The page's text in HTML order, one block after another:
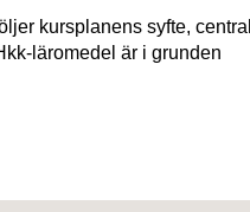
kursplanens syfte,
läromedel är i grunden